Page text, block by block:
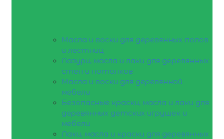
Масла и воски для деревянных полов
и лестниц
Лазури, масла и лаки для деревянных
стен и потолков
Масла и воски для деревянной
мебели
Безопасные краски, масла и лаки для
деревянных детских игрушек и
мебели
Лаки, масла и краски для деревянных